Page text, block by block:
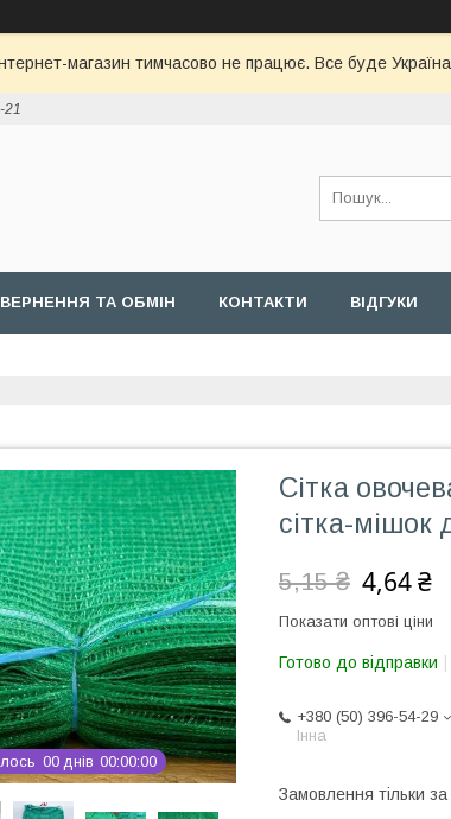
магазин тимчасово не працює. Все буде
21
ТА ОБМІН КОНТАКТИ ВІДГУКИ
00 днів 00 00 00
Сітка
сітка-мішок
5,15 ₴ 4,64 ₴
Показати оптові ціни
Готово до відправки
+380 (50) 396-54-29
Інна
Замовлення тільки